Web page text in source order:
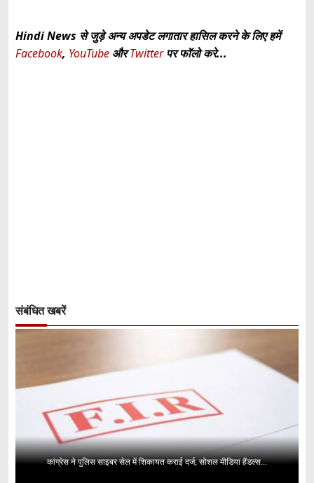
Hindi News से जुड़े अन्य अपडेट लगातार हासिल करने के लिए हमें
Facebook, YouTube औरTwitterपर फॉलो करे...
संबंधित खबरें
कांग्रेस ने पुलिस साइबर सेल में शिकायत कराई दर्ज, सोशल मीडिया हैंडल्स...